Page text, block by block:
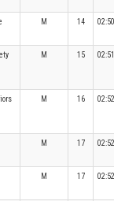
M 14
M 15
M 16
M 17
M 17